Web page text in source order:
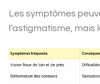
Les symptômes
l’astigmatisme, mais